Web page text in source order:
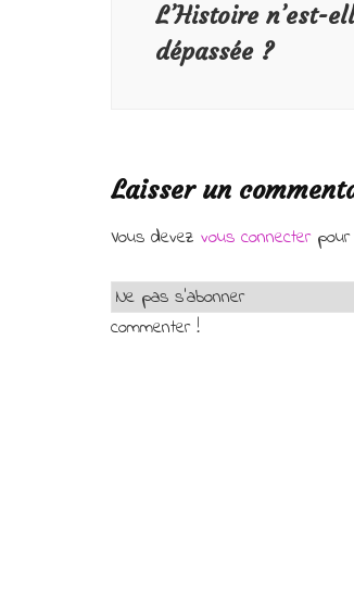
L’Histoire n’est-
dépassée ?
Laisser un
Vous devez vous connecterpour
commenter !